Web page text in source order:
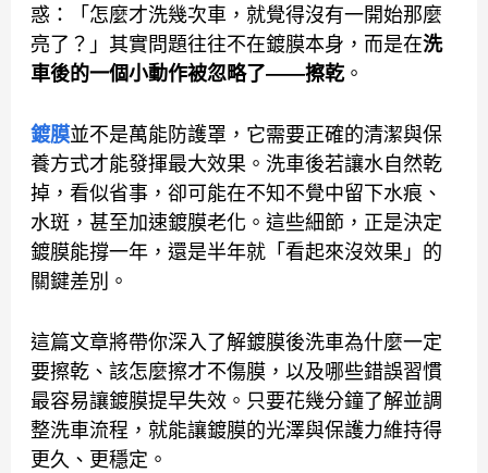
惑：「怎麼才洗幾次車，就覺得沒有一開始那麼
亮了？」其實問題往往不在鍍膜本身，而是在洗
車後的一個小動作被忽略了——擦乾。
鍍膜並不是萬能防護罩，它需要正確的清潔與保
養方式才能發揮最大效果。洗車後若讓水自然乾
掉，看似省事，卻可能在不知不覺中留下水痕、
水斑，甚至加速鍍膜老化。這些細節，正是決定
鍍膜能撐一年，還是半年就「看起來沒效果」的
關鍵差別。
這篇文章將帶你深入了解鍍膜後洗車為什麼一定
要擦乾、該怎麼擦才不傷膜，以及哪些錯誤習慣
最容易讓鍍膜提早失效。只要花幾分鐘了解並調
整洗車流程，就能讓鍍膜的光澤與保護力維持得
更久、更穩定。